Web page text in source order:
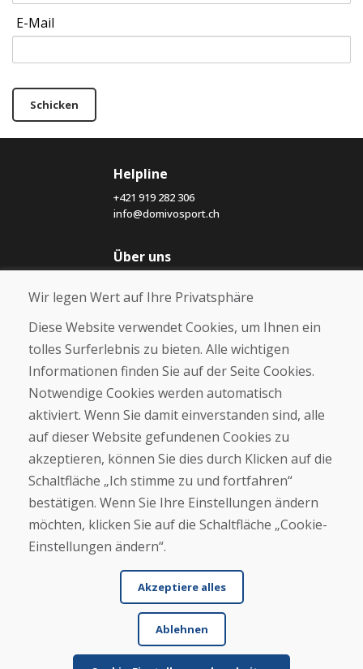
E-Mail
Schicken
Helpline
+421 919 282 306
info@domivosport.ch
Über uns
Über uns
Kontakt
Kaufen
E-Shop
Geschäftsbedingungen
Zahlung
Beschwerde
Rückgabe und Umtausch von Waren
Cookies
© DOMIVOSPORT 2026, Alle Rechte vorbehalten
Wir legen Wert auf Ihre Privatsphäre
Diese Website verwendet Cookies, um Ihnen ein
tolles Surferlebnis zu bieten. Alle wichtigen
Informationen finden Sie auf der Seite Cookies.
Notwendige Cookies werden automatisch
aktiviert. Wenn Sie damit einverstanden sind, alle
auf dieser Website gefundenen Cookies zu
akzeptieren, können Sie dies durch Klicken auf die
Schaltfläche „Ich stimme zu und fortfahren“
bestätigen. Wenn Sie Ihre Einstellungen ändern
möchten, klicken Sie auf die Schaltfläche „Cookie-
Einstellungen ändern“.
Akzeptiere alles
Ablehnen